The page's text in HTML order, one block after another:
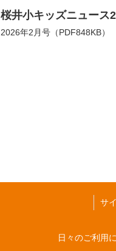
桜井小キッズニュース
2026年2月号（PDF848KB）
サ
日々のご利用